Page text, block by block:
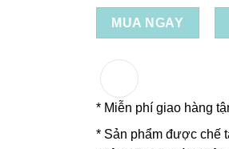
MUA NGAY
* Miễn phí giao hàng
* Sản phẩm được chế